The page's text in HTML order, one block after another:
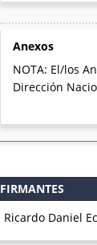
Anexos
NOTA: El/los
Dirección
FIRMANTES
Ricardo Daniel